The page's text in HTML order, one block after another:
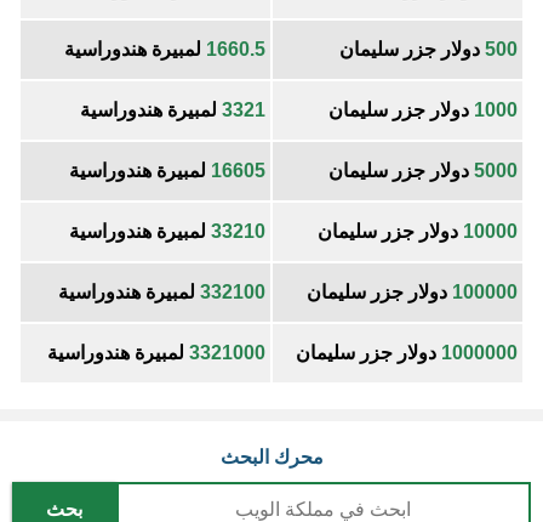
500 دولار جزر سليمان 1660.5 لمبيرة هندوراسية
1000 دولار جزر سليمان 3321 لمبيرة هندوراسية
5000 دولار جزر سليمان 16605 لمبيرة هندوراسية
10000 دولار جزر سليمان 33210 لمبيرة هندوراسية
100000 دولار جزر سليمان 332100 لمبيرة هندوراسية
1000000 دولار جزر سليمان 3321000 لمبيرة هندوراسية
محرك البحث
بحث